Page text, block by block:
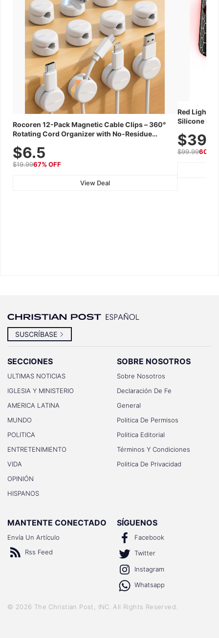
Rocoren 12-Pack Magnetic Cable Clips – 360°
Rotating Cord Organizer with No-Residue
Wall, Car & Office, White
$6.5
$19.9967% OFF
View Deal
Red Light
Silicone
$99.9960%
SUSCRÍBASE
SECCIONES
ULTIMAS NOTICIAS
IGLESIA Y MINISTERIO
AMERICA LATINA
MUNDO
POLITICA
ENTRETENIMIENTO
VIDA
OPINIÓN
HISPANOS
SOBRE NOSOTROS
Sobre Nosotros
Declaración De Fe
General
Politica De Permisos
Politica Editorial
Términos Y Condiciones
Politica De Privacidad
MANTENTE CONECTADO
Envía Un Artículo
Rss Feed
SÍGUENOS
Facebook
Twitter
Instagram
Whatsapp
© 2026 The Christian Post, INC . All Rights Reserved.